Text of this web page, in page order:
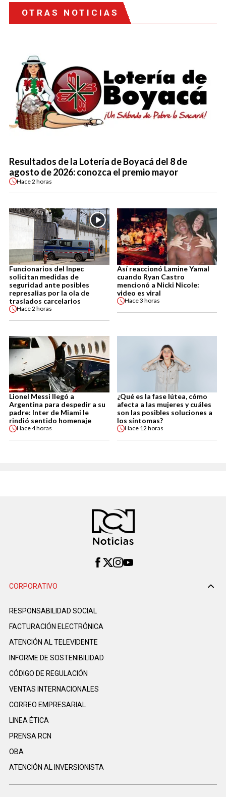
OTRAS NOTICIAS
Resultados de la Lotería de Boyacá del 8 de
agosto de 2026: conozca el premio mayor
Hace2 horas
Funcionarios del Inpec
solicitan medidas de
seguridad ante posibles
represalias por la ola de
traslados carcelarios
Hace2 horas
Así reaccionó Lamine Yamal
cuando Ryan Castro
mencionó a Nicki Nicole:
video es viral
Hace3 horas
Lionel Messi llegó a
Argentina para despedir a su
padre: Inter de Miami le
rindió sentido homenaje
Hace4 horas
¿Qué es la fase lútea, cómo
afecta a las mujeres y cuáles
son las posibles soluciones a
los síntomas?
Hace 12 horas
CORPORATIVO
RESPONSABILIDAD SOCIAL
FACTURACIÓN ELECTRÓNICA
ATENCIÓN AL TELEVIDENTE
INFORME DE SOSTENIBILIDAD
CÓDIGO DE REGULACIÓN
VENTAS INTERNACIONALES
CORREO EMPRESARIAL
LINEA ÉTICA
PRENSA RCN
OBA
ATENCIÓN AL INVERSIONISTA